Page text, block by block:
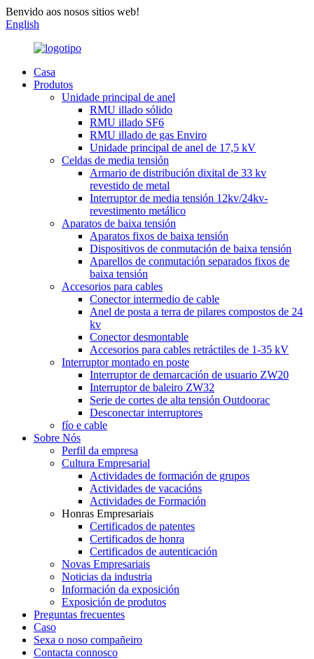
Benvido aos nosos sitios web!
English
Casa
Produtos
Unidade principal de anel
RMU illado sólido
RMU illado SF6
RMU illado de gas Enviro
Unidade principal de anel de 17,5 kV
Celdas de media tensión
Armario de distribución dixital de 33 kv
revestido de metal
Interruptor de media tensión 12kv/24kv-
revestimento metálico
Aparatos de baixa tensión
Aparatos fixos de baixa tensión
Dispositivos de conmutación de baixa tensión
Aparellos de conmutación separados fixos de
baixa tensión
Accesorios para cables
Conector intermedio de cable
Anel de posta a terra de pilares compostos de 24
kv
Conector desmontable
Accesorios para cables retráctiles de 1-35 kV
Interruptor montado en poste
Interruptor de demarcación de usuario ZW20
Interruptor de baleiro ZW32
Serie de cortes de alta tensión Outdoorac
Desconectar interruptores
fío e cable
Sobre Nós
Perfil da empresa
Cultura Empresarial
Actividades de formación de grupos
Actividades de vacacións
Actividades de Formación
Honras Empresariais
Certificados de patentes
Certificados de honra
Certificados de autenticación
Novas Empresariais
Noticias da industria
Información da exposición
Exposición de produtos
Preguntas frecuentes
Caso
Sexa o noso compañeiro
Contacta connosco